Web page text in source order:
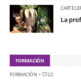
La
FORMACIÓN
FORMACIÓN • 22